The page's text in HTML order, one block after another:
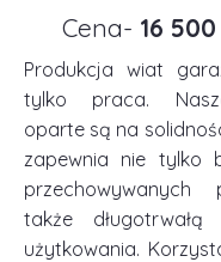
Cena- 16 500
Produkcja wiat
tylko praca.
oparte są na
zapewnia nie tylko
przechowywanych
także
użytkowania.